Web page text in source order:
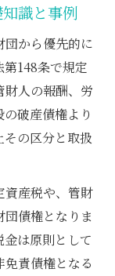
識と事例
団から優先的に
148条で規定
財人の報酬、労
破産債権より
その区分と取扱
資産税や、管財
債権となりま
は原則として
責債権となる